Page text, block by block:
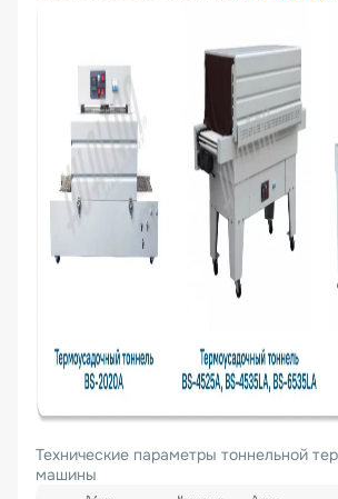
Технические параметры тоннельной
машины